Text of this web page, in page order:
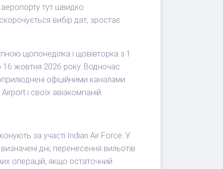
тут швидко
вибір дат, зростає
щопонеділка і щовівторка з 1
жовтня 2026 року. Водночас
офіційними каналами
і своїх авіакомпаній.
за участі Indian Air Force. У
дні, перенесення вильотів
операцій, якщо остаточний